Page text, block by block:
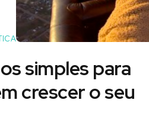
simples para
crescer o seu